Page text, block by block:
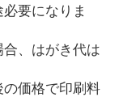
要になりま
、はがき代は
価格で印刷料